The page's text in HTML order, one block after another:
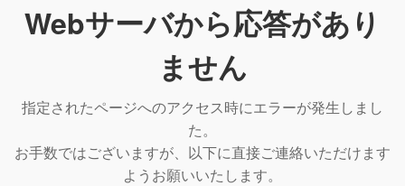
Webサーバから応答があり
ません
指定されたページへのアクセス時にエラーが発生しまし
た。
お手数ではございますが、以下に直接ご連絡いただけます
ようお願いいたします。